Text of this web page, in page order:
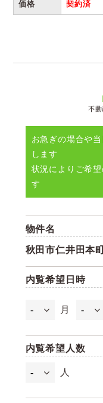
価格 契約済
不
お急ぎの場合や
します
状況によりご希
す
物件名
秋田市仁井田本
内覧希望日時
月
内覧希望人数
人